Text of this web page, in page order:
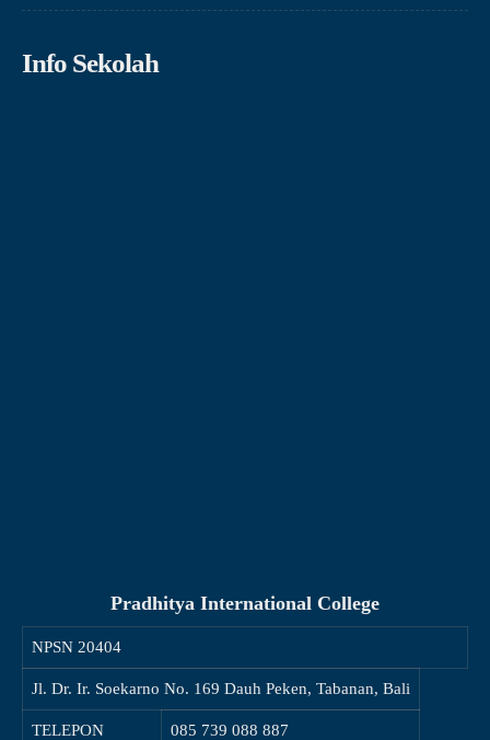
Info Sekolah
Pradhitya International College
NPSN 20404
Jl. Dr. Ir. Soekarno No. 169 Dauh Peken, Tabanan, Bali
TELEPON 085 739 088 887